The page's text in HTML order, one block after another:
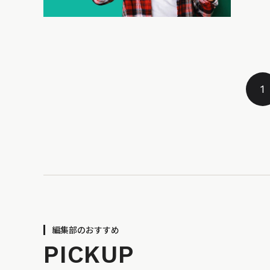
1
編集部のおすすめ
PICKUP